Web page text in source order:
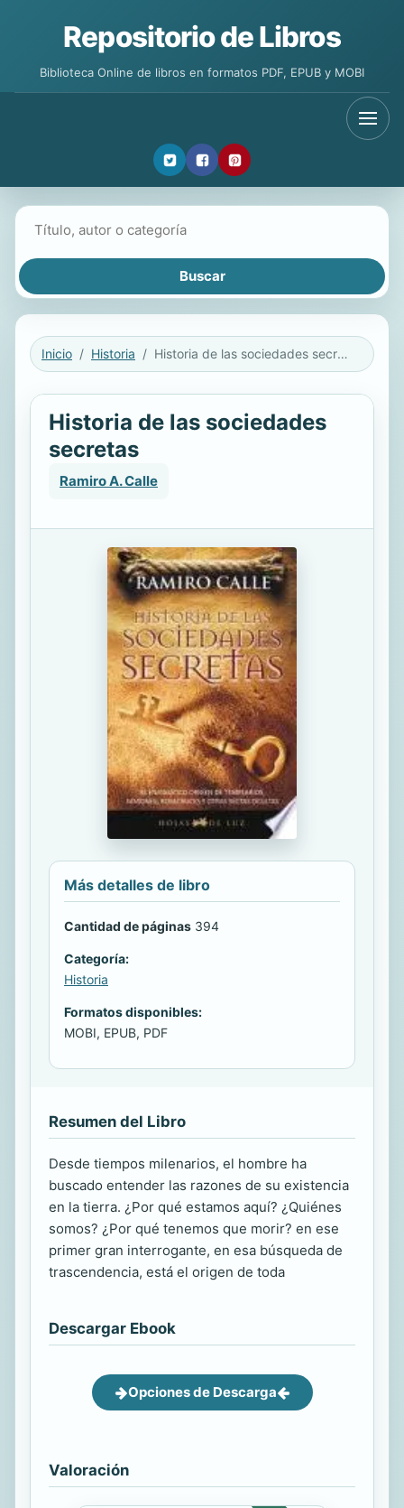
Repositorio de Libros
Biblioteca Online de libros en formatos PDF, EPUB y MOBI
Inicio Historia Historia de las sociedades secretas
Historia de las sociedades
secretas
Ramiro A. Calle
Más detalles de libro
Cantidad de páginas 394
Categoría:
Historia
Formatos disponibles:
MOBI, EPUB, PDF
Resumen del Libro
Desde tiempos milenarios, el hombre ha
buscado entender las razones de su existencia
en la tierra. ¿Por qué estamos aquí? ¿Quiénes
somos? ¿Por qué tenemos que morir? en ese
primer gran interrogante, en esa búsqueda de
trascendencia, está el origen de toda
Descargar Ebook
Opciones de Descarga
Valoración